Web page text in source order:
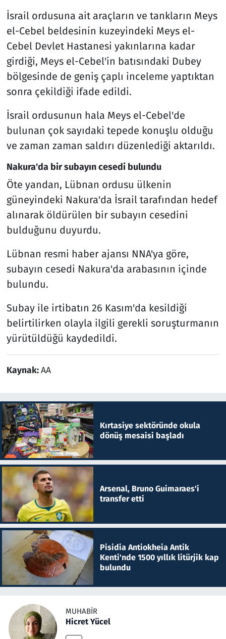
İsrail ordusuna ait araçların ve tankların Meys
el-Cebel beldesinin kuzeyindeki Meys el-
Cebel Devlet Hastanesi yakınlarına kadar
girdiği, Meys el-Cebel'in batısındaki Dubey
bölgesinde de geniş çaplı inceleme yaptıktan
sonra çekildiği ifade edildi.
İsrail ordusunun hala Meys el-Cebel'de
bulunan çok sayıdaki tepede konuşlu olduğu
ve zaman zaman saldırı düzenlediği aktarıldı.
Nakura'da bir subayın cesedi bulundu
Öte yandan, Lübnan ordusu ülkenin
güneyindeki Nakura'da İsrail tarafından hedef
alınarak öldürülen bir subayın cesedini
bulduğunu duyurdu.
Lübnan resmi haber ajansı NNA'ya göre,
subayın cesedi Nakura'da arabasının içinde
bulundu.
Subay ile irtibatın 26 Kasım'da kesildiği
belirtilirken olayla ilgili gerekli soruşturmanın
yürütüldüğü kaydedildi.
Kaynak:AA
Kırtasiye sektöründe okula
dönüş mesaisi başladı
Arsenal, Bruno Guimaraes'i
transfer etti
Pisidia Antiokheia Antik
Kenti'nde 1500 yıllık litürjik kap
bulundu
MUHABIR
Hicret Yücel